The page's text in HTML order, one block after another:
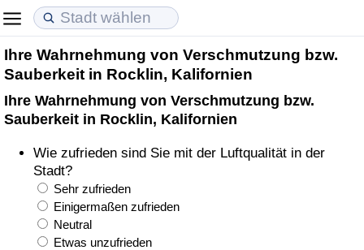
Ihre Wahrnehmung von Verschmutzung bzw.
Sauberkeit in Rocklin, Kalifornien
Ihre Wahrnehmung von Verschmutzung bzw.
Sauberkeit in Rocklin, Kalifornien
Wie zufrieden sind Sie mit der Luftqualität in der
Stadt?
Sehr zufrieden
Einigermaßen zufrieden
Neutral
Etwas unzufrieden
Lebenshaltungskosten
Lebenshaltungskosten-Index (aktuell)
Lebenshaltungskosten-Index
Lebenshaltungskosten-Index nach Land
in Akaba
Immobilienpreise
Immobilienpreis-Index (aktuell)
Immobilienpreis-Index
Immobilienpreis-Index nach Land
Lebensqualität
Lebensqualität-Index
Lebensqualität-Index (aktuell)
Lebensqualitätsindex nach Land
Kriminalität